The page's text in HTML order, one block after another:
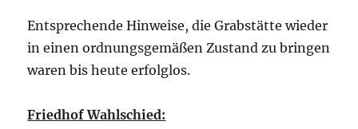
Entsprechende Hinweise, die Grabstätte wieder
in einen ordnungsgemäßen Zustand zu bringen
waren bis heute erfolglos.
Friedhof Wahlschied: